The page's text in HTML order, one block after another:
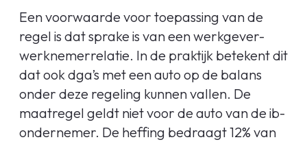
Een voorwaarde voor toepassing van de
regel is dat sprake is van een werkgever-
werknemerrelatie. In de praktijk betekent dit
dat ook dga’s met een auto op de balans
onder deze regeling kunnen vallen. De
maatregel geldt niet voor de auto van de ib-
ondernemer. De heffing bedraagt 12% van